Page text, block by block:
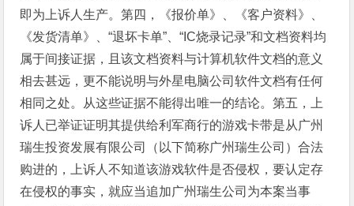
即为上诉人生产。第四，《报价单》、《客户资料》、
《发货清单》、“退坏卡单”、“IC烧录记录”和文档资料均
属于间接证据，且该文档资料与计算机软件文档的意义
相去甚远，更不能说明与外星电脑公司软件文档有任何
相同之处。从这些证据不能得出唯一的结论。第五，上
诉人已举证证明其提供给利军商行的游戏卡带是从广州
瑞生投资发展有限公司（以下简称广州瑞生公司）合法
购进的，上诉人不知道该游戏软件是否侵权，要认定存
在侵权的事实，就应当追加广州瑞生公司为本案当事